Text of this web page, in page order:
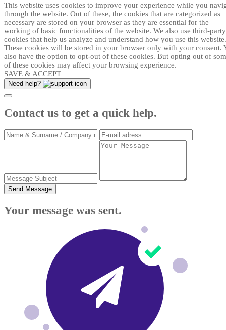
This website uses cookies to improve your experience while you
through the website. Out of these, the cookies that are categorized as
necessary are stored on your browser as they are essential for the
working of basic functionalities of the website. We also use third-party
cookies that help us analyze and understand how you use this website.
These cookies will be stored in your browser only with your consent.
also have the option to opt-out of these cookies. But opting out of
of these cookies may affect your browsing experience.
SAVE & ACCEPT
Need help?
Contact us to get a quick help.
Send Message
Your message was sent.